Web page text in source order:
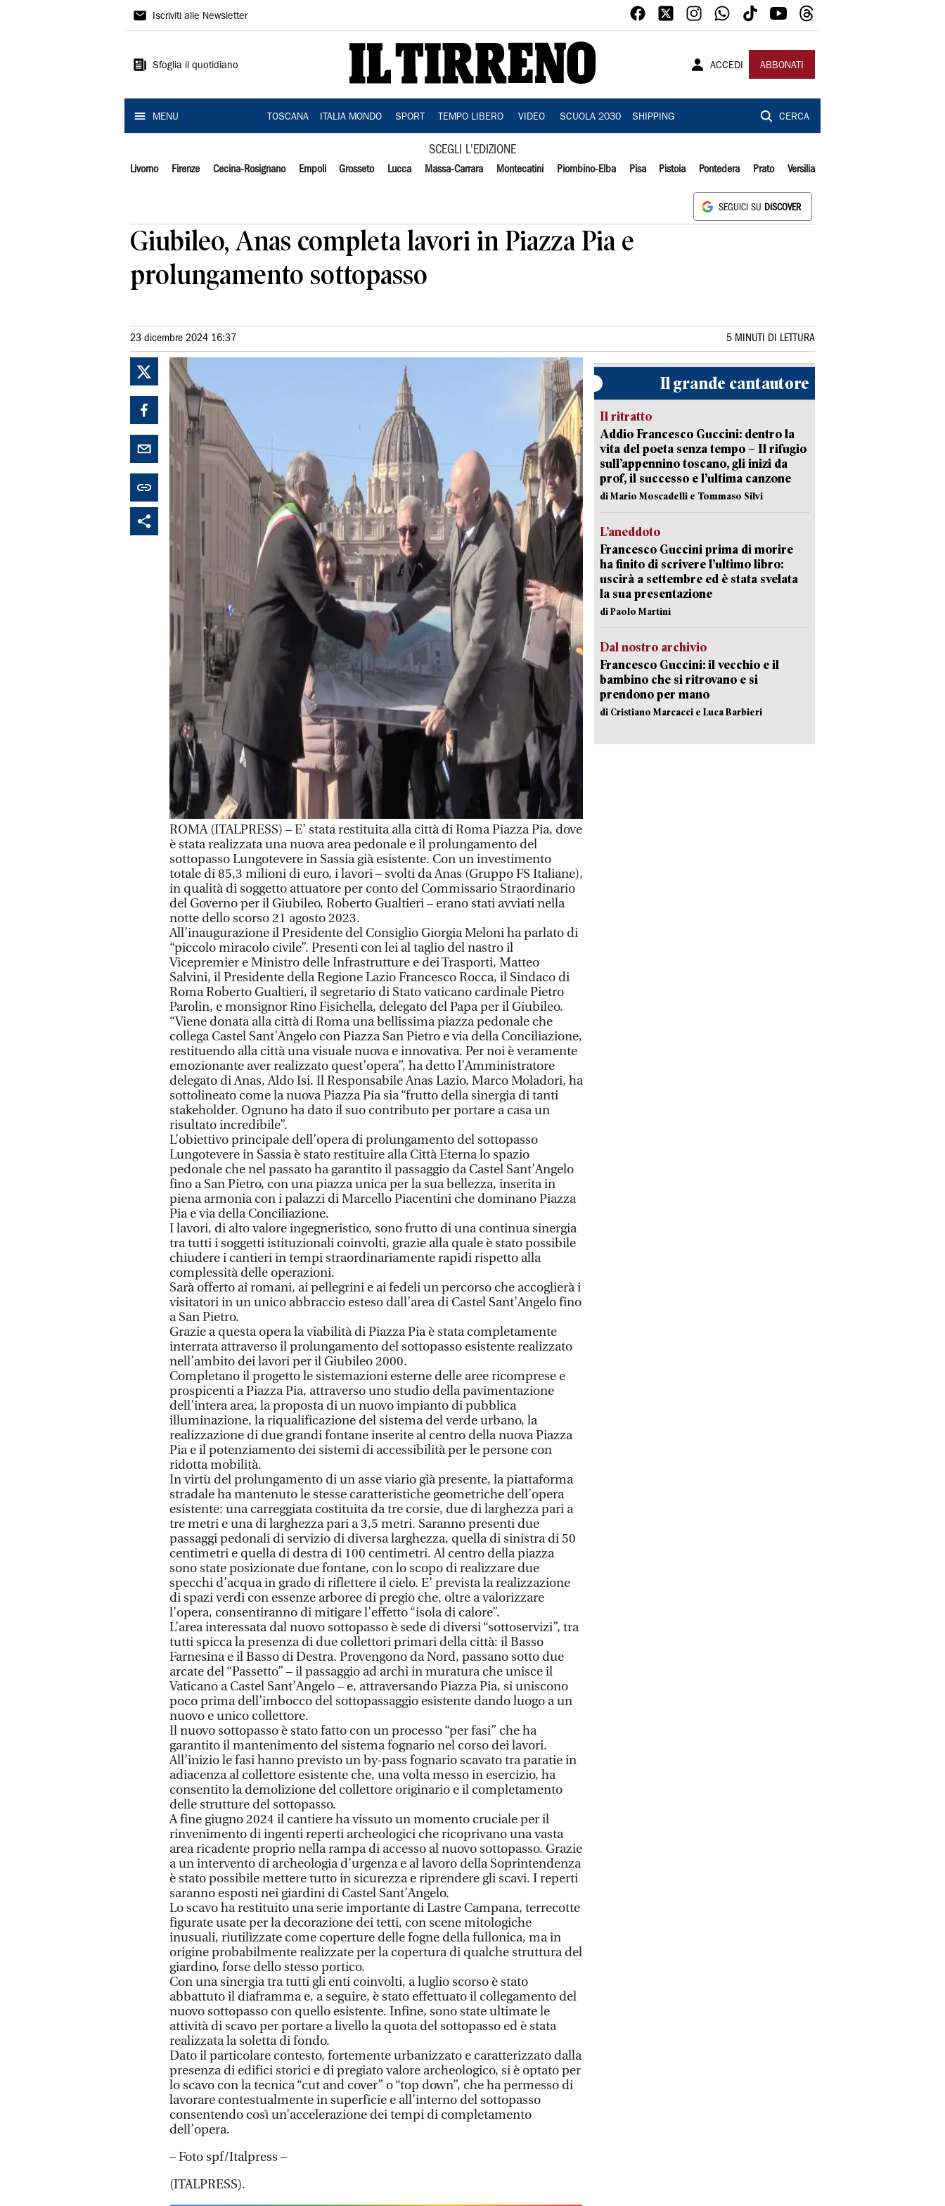
Il
Iscriviti alle Newsletter
Sfoglia il quotidiano ACCEDI ABBONATI
MENU TOSCANA ITALIA MONDO SPORT TEMPO LIBERO VIDEO SCUOLA 2030 SHIPPING CERCA
SCEGLI L'EDIZIONE
Livorno Firenze Cecina-Rosignano Empoli Grosseto Lucca Massa-Carrara Montecatini Piombino-Elba Pisa Pistoia Pontedera Prato Versilia
SEGUICI SU DISCOVER
Giubileo, Anas completa lavori in Piazza Pia e
prolungamento sottopasso
23 dicembre 2024 16:37 5 MINUTI DI LETTURA
ROMA (ITALPRESS) – E’ stata restituita alla città di Roma Piazza Pia, dove
è stata realizzata una nuova area pedonale e il prolungamento del
sottopasso Lungotevere in Sassia già esistente. Con un investimento
totale di 85,3 milioni di euro, i lavori – svolti da Anas (Gruppo FS Italiane),
in qualità di soggetto attuatore per conto del Commissario Straordinario
del Governo per il Giubileo, Roberto Gualtieri – erano stati avviati nella
notte dello scorso 21 agosto 2023.
All’inaugurazione il Presidente del Consiglio Giorgia Meloni ha parlato di
“piccolo miracolo civile”. Presenti con lei al taglio del nastro il
Vicepremier e Ministro delle Infrastrutture e dei Trasporti, Matteo
Salvini, il Presidente della Regione Lazio Francesco Rocca, il Sindaco di
Roma Roberto Gualtieri, il segretario di Stato vaticano cardinale Pietro
Parolin, e monsignor Rino Fisichella, delegato del Papa per il Giubileo.
“Viene donata alla città di Roma una bellissima piazza pedonale che
collega Castel Sant’Angelo con Piazza San Pietro e via della Conciliazione,
restituendo alla città una visuale nuova e innovativa. Per noi è veramente
emozionante aver realizzato quest’opera”, ha detto l’Amministratore
delegato di Anas, Aldo Isi. Il Responsabile Anas Lazio, Marco Moladori, ha
sottolineato come la nuova Piazza Pia sia “frutto della sinergia di tanti
stakeholder. Ognuno ha dato il suo contributo per portare a casa un
risultato incredibile”.
L’obiettivo principale dell’opera di prolungamento del sottopasso
Lungotevere in Sassia è stato restituire alla Città Eterna lo spazio
pedonale che nel passato ha garantito il passaggio da Castel Sant’Angelo
fino a San Pietro, con una piazza unica per la sua bellezza, inserita in
piena armonia con i palazzi di Marcello Piacentini che dominano Piazza
Pia e via della Conciliazione.
I lavori, di alto valore ingegneristico, sono frutto di una continua sinergia
tra tutti i soggetti istituzionali coinvolti, grazie alla quale è stato possibile
chiudere i cantieri in tempi straordinariamente rapidi rispetto alla
complessità delle operazioni.
Sarà offerto ai romani, ai pellegrini e ai fedeli un percorso che accoglierà i
visitatori in un unico abbraccio esteso dall’area di Castel Sant’Angelo fino
a San Pietro.
Grazie a questa opera la viabilità di Piazza Pia è stata completamente
interrata attraverso il prolungamento del sottopasso esistente realizzato
nell’ambito dei lavori per il Giubileo 2000.
Completano il progetto le sistemazioni esterne delle aree ricomprese e
prospicenti a Piazza Pia, attraverso uno studio della pavimentazione
dell’intera area, la proposta di un nuovo impianto di pubblica
illuminazione, la riqualificazione del sistema del verde urbano, la
realizzazione di due grandi fontane inserite al centro della nuova Piazza
Pia e il potenziamento dei sistemi di accessibilità per le persone con
ridotta mobilità.
In virtù del prolungamento di un asse viario già presente, la piattaforma
stradale ha mantenuto le stesse caratteristiche geometriche dell’opera
esistente: una carreggiata costituita da tre corsie, due di larghezza pari a
tre metri e una di larghezza pari a 3,5 metri. Saranno presenti due
passaggi pedonali di servizio di diversa larghezza, quella di sinistra di 50
centimetri e quella di destra di 100 centimetri. Al centro della piazza
sono state posizionate due fontane, con lo scopo di realizzare due
specchi d’acqua in grado di riflettere il cielo. E’ prevista la realizzazione
di spazi verdi con essenze arboree di pregio che, oltre a valorizzare
l’opera, consentiranno di mitigare l’effetto “isola di calore”.
L’area interessata dal nuovo sottopasso è sede di diversi “sottoservizi”, tra
tutti spicca la presenza di due collettori primari della città: il Basso
Farnesina e il Basso di Destra. Provengono da Nord, passano sotto due
arcate del “Passetto” – il passaggio ad archi in muratura che unisce il
Vaticano a Castel Sant’Angelo – e, attraversando Piazza Pia, si uniscono
poco prima dell’imbocco del sottopassaggio esistente dando luogo a un
nuovo e unico collettore.
Il nuovo sottopasso è stato fatto con un processo “per fasi” che ha
garantito il mantenimento del sistema fognario nel corso dei lavori.
All’inizio le fasi hanno previsto un by-pass fognario scavato tra paratie in
adiacenza al collettore esistente che, una volta messo in esercizio, ha
consentito la demolizione del collettore originario e il completamento
delle strutture del sottopasso.
A fine giugno 2024 il cantiere ha vissuto un momento cruciale per il
rinvenimento di ingenti reperti archeologici che ricoprivano una vasta
area ricadente proprio nella rampa di accesso al nuovo sottopasso. Grazie
a un intervento di archeologia d’urgenza e al lavoro della Soprintendenza
è stato possibile mettere tutto in sicurezza e riprendere gli scavi. I reperti
saranno esposti nei giardini di Castel Sant’Angelo.
Lo scavo ha restituito una serie importante di Lastre Campana, terrecotte
figurate usate per la decorazione dei tetti, con scene mitologiche
inusuali, riutilizzate come coperture delle fogne della fullonica, ma in
origine probabilmente realizzate per la copertura di qualche struttura del
giardino, forse dello stesso portico.
Con una sinergia tra tutti gli enti coinvolti, a luglio scorso è stato
abbattuto il diaframma e, a seguire, è stato effettuato il collegamento del
nuovo sottopasso con quello esistente. Infine, sono state ultimate le
attività di scavo per portare a livello la quota del sottopasso ed è stata
realizzata la soletta di fondo.
Dato il particolare contesto, fortemente urbanizzato e caratterizzato dalla
presenza di edifici storici e di pregiato valore archeologico, si è optato per
lo scavo con la tecnica “cut and cover” o “top down”, che ha permesso di
lavorare contestualmente in superficie e all’interno del sottopasso
consentendo così un’accelerazione dei tempi di completamento
dell’opera.
– Foto spf/Italpress –
(ITALPRESS).
Il grande cantautore
Il ritratto
Addio Francesco Guccini: dentro la
vita del poeta senza tempo – Il rifugio
sull’appennino toscano, gli inizi da
prof, il successo e l’ultima canzone
di Mario Moscadelli e Tommaso Silvi
L’aneddoto
Francesco Guccini prima di morire
ha finito di scrivere l’ultimo libro:
uscirà a settembre ed è stata svelata
la sua presentazione
di Paolo Martini
Dal nostro archivio
Francesco Guccini: il vecchio e il
bambino che si ritrovano e si
prendono per mano
di Cristiano Marcacci e Luca Barbieri